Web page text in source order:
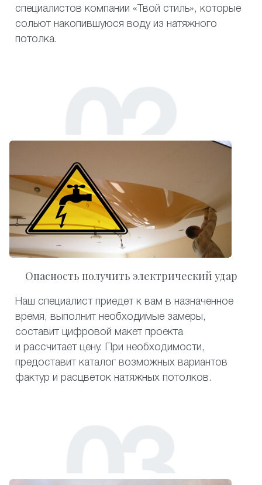
специалистов компании «Твой стиль», которые
сольют накопившуюся воду из натяжного
потолка.
Опасность получить электрический удар
Наш специалист приедет к вам в назначенное
время, выполнит необходимые замеры,
составит цифровой макет проекта
и рассчитает цену. При необходимости,
предоставит каталог возможных вариантов
фактур и расцветок натяжных потолков.